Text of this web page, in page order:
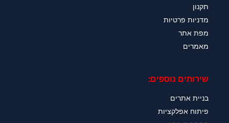
תקנון
מדניות פרטיות
מפת אתר
מאמרים
שירותים נוספים:
בניית אתרים
פיתוח אפלקציות